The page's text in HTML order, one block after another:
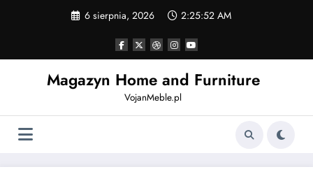
6 sierpnia, 2026 2:25:53 AM
Magazyn Home and Furniture
VojanMeble.pl